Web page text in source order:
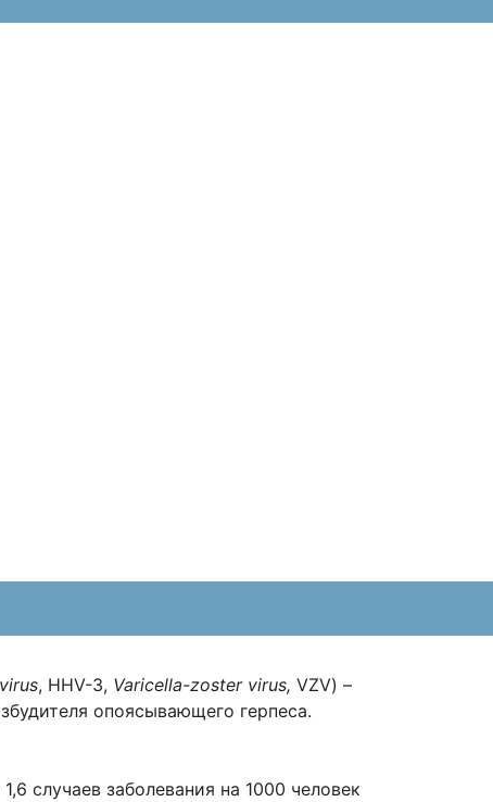
, HHV-3, Varicella-zoster virus, VZV) –
опоясывающего герпеса.
случаев заболевания на 1000 человек